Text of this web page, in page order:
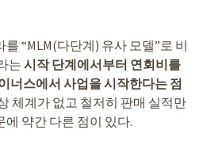
“MLM(다단계) 유사 모델”로 비
는 시작 단계에서부터 연회비를
너스에서 사업을 시작한다는 점
체계가 없고 철저히 판매 실적만
약간 다른 점이 있다.